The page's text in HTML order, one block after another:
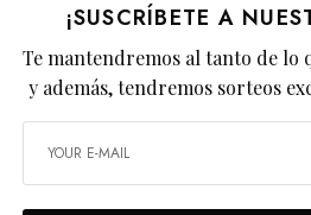
¡SUSCRÍBETE A
Te mantendremos al tanto de lo
y además, tendremos sorteos